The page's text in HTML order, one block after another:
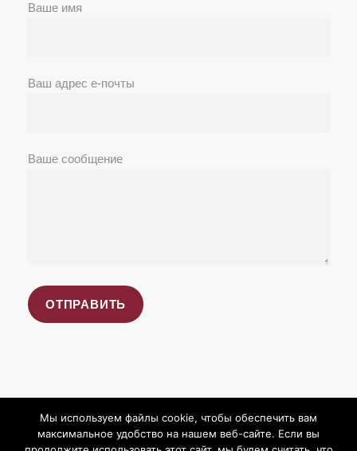
Ваше имя
Ваш адрес е-почты
Ваше сообщение
Мы используем файлы cookie, чтобы обеспечить вам
максимальное удобство на нашем веб-сайте. Если вы